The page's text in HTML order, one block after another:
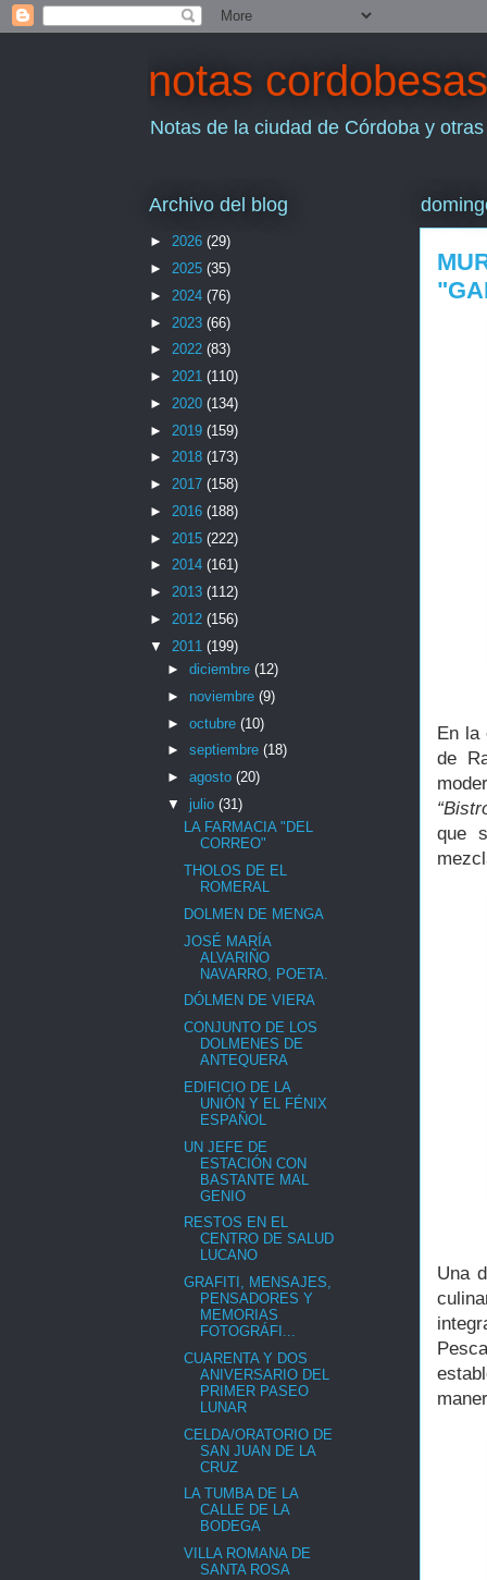
notas cordobesas
Notas de la ciudad de Córdoba y
En la
de
que
Una
Archivo del blog
► 2026 (29)
► 2025 (35)
► 2024 (76)
► 2023 (66)
► 2022 (83)
► 2021 (110)
► 2020 (134)
► 2019 (159)
► 2018 (173)
► 2017 (158)
► 2016 (188)
► 2015 (222)
► 2014 (161)
► 2013 (112)
► 2012 (156)
▼ 2011 (199)
► diciembre (12)
► noviembre (9)
► octubre (10)
► septiembre (18)
► agosto (20)
▼ julio (31)
LA FARMACIA "DEL
CORREO"
THOLOS DE EL
ROMERAL
DOLMEN DE MENGA
JOSÉ MARÍA
ALVARIÑO
NAVARRO, POETA.
DÓLMEN DE VIERA
CONJUNTO DE LOS
DOLMENES DE
ANTEQUERA
EDIFICIO DE LA
UNIÓN Y EL FÉNIX
ESPAÑOL
UN JEFE DE
ESTACIÓN CON
BASTANTE MAL
GENIO
RESTOS EN EL
CENTRO DE SALUD
LUCANO
GRAFITI, MENSAJES,
PENSADORES Y
MEMORIAS
FOTOGRÁFI...
CUARENTA Y DOS
ANIVERSARIO DEL
PRIMER PASEO
LUNAR
CELDA/ORATORIO DE
SAN JUAN DE LA
CRUZ
LA TUMBA DE LA
CALLE DE LA
BODEGA
VILLA ROMANA DE
SANTA ROSA